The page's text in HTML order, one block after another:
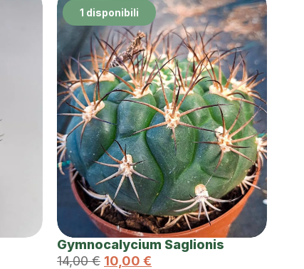
1 disponibili
Gymnocalycium Saglionis
14,00€ 10,00 €